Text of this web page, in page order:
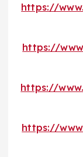
https://
https://
https://
https://